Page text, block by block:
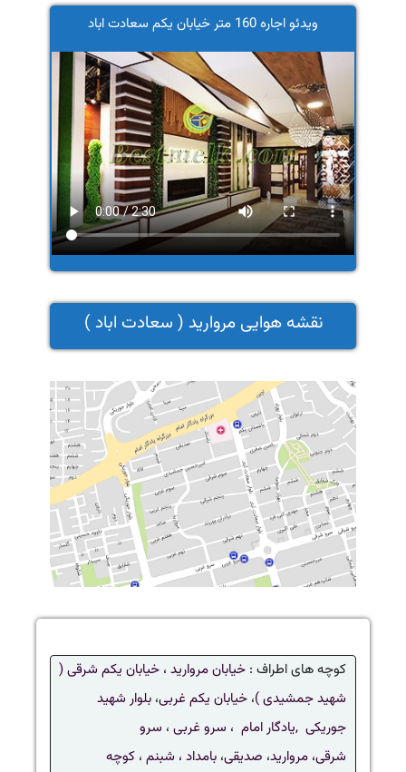
ویدئو اجاره 160 متر خیابان یکم سعادت اباد
نقشه هوایی مروارید ( سعادت اباد )
کوچه های اطراف : خیابان مروارید ، خیابان یکم شرقی (
شهید جمشیدی )، خیابان یکم غربی، بلوار شهید
جوریکی ,یادگار امام ، سرو غربی ، سرو
شرقی، مروارید، صدیقی، بامداد ، شبنم ، کوچه